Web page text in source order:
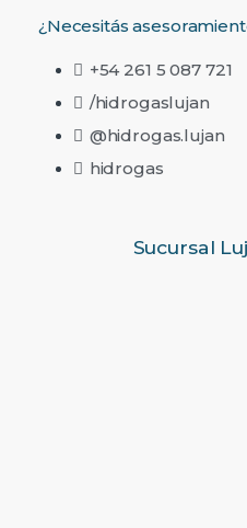
¿Necesitás
+54 261 5 087 721
/hidrogaslujan
@hidrogas.lujan
hidrogas
Sucursal